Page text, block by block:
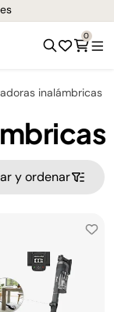
0
inalámbricas
y ordenar